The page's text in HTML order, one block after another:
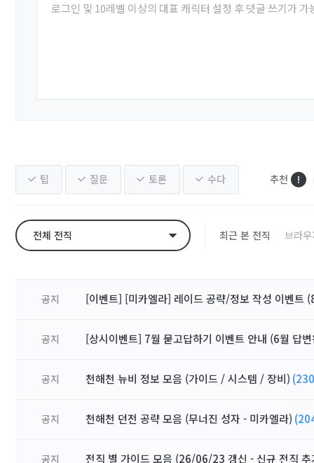
로그인 및 10레벨 이상의 대표 캐릭터 설정 후 댓글 쓰기가 가
팁 질문 토론 수다 추천
전체 전직 최근 본 전직 브라
공지 [이벤트] [미카엘라] 레이드 공략/정보 작성 이벤트
공지 [상시이벤트] 7월 묻고답하기 이벤트 안내 (6월 답
공지 천해천 뉴비 정보 모음 (가이드 / 시스템 / 장비)
공지 천해천 던전 공략 모음 (무너진 성자 - 미카엘라)
공지 전직 별 가이드 모음 (26/06/23 갱신 - 신규 전직 추